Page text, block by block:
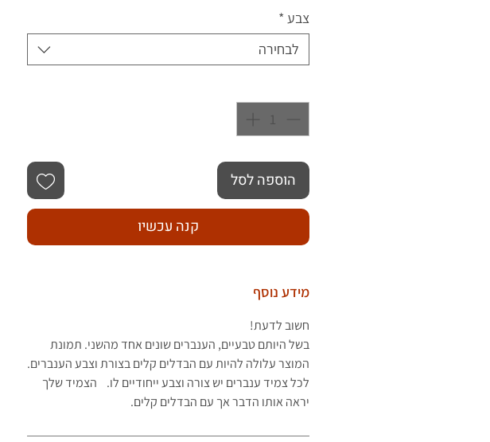
צבע *
לבחירה
הוספה לסל
קנה עכשיו
מידע נוסף
חשוב לדעת!
בשל היותם טבעיים, הענברים שונים אחד מהשני. תמונת
המוצר עלולה להיות עם הבדלים קלים בצורת וצבע הענברים.
לכל צמיד ענברים יש צורה וצבע ייחודיים לו. הצמיד שלך
יראה אותו הדבר אך עם הבדלים קלים.